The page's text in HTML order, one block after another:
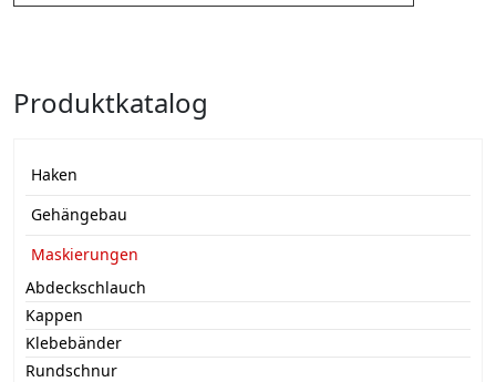
Produktkatalog
Haken
Gehängebau
Maskierungen
Abdeckschlauch
Kappen
Klebebänder
Rundschnur